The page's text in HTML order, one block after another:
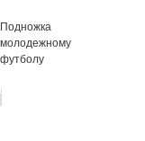
Подножка
молодежному
футболу